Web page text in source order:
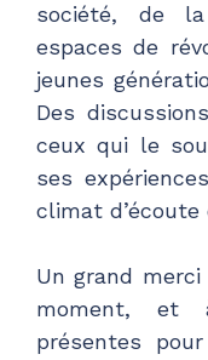
société, de
espaces de
jeunes
Des
ceux qui le
ses
climat
Un grand
moment, et
présentes